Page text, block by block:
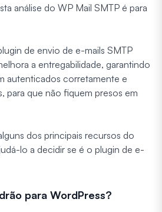
análise do WP Mail SMTP é para
de envio de e-mails SMTP
a entregabilidade, garantindo
autenticados corretamente e
para que não fiquem presos em
dos principais recursos do
lo a decidir se é o plugin de e-
para WordPress?